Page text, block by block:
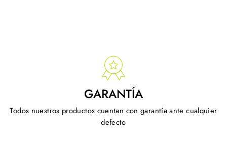
GARANTÍA
Todos nuestros productos cuentan con garantía ante cualquier
defecto